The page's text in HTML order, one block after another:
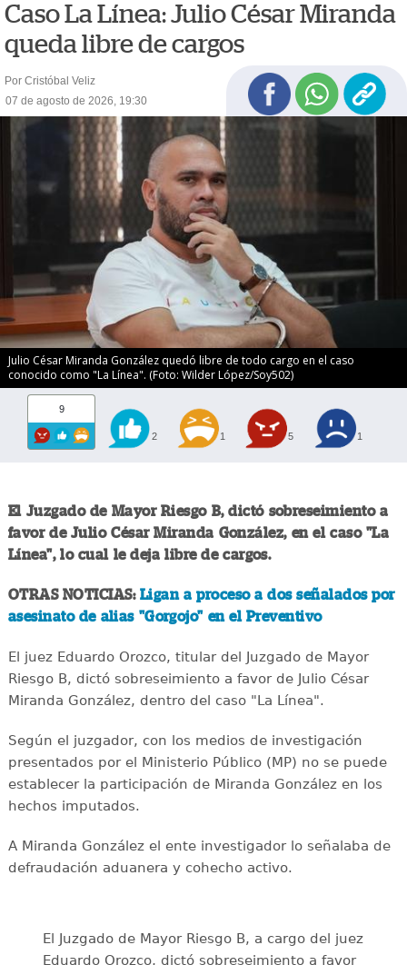
Caso La Línea: Julio César Miranda
queda libre de cargos
Por Cristóbal Veliz
07 de agosto de 2026, 19:30
Julio César Miranda González quedó libre de todo cargo en el caso
conocido como "La Línea". (Foto: Wilder López/Soy502)
9
2 1 5 1
El Juzgado de Mayor Riesgo B, dictó sobreseimiento a
favor de Julio César Miranda González, en el caso "La
Línea", lo cual le deja libre de cargos.
OTRAS NOTICIAS: Ligan a proceso a dos señalados por
asesinato de alias "Gorgojo" en el Preventivo
El juez Eduardo Orozco, titular del Juzgado de Mayor
Riesgo B, dictó sobreseimiento a favor de Julio César
Miranda González, dentro del caso "La Línea".
Según el juzgador, con los medios de investigación
presentados por el Ministerio Público (MP) no se puede
establecer la participación de Miranda González en los
hechos imputados.
A Miranda González el ente investigador lo señalaba de
defraudación aduanera y cohecho activo.
El Juzgado de Mayor Riesgo B, a cargo del juez
Eduardo Orozco, dictó sobreseimiento a favor